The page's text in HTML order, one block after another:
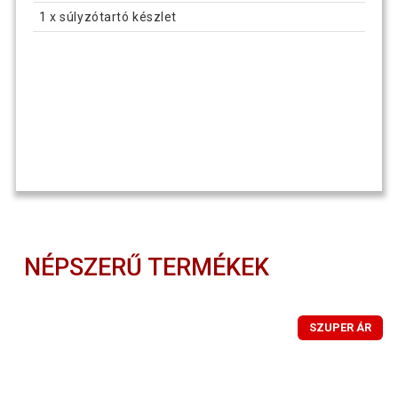
1 x súlyzótartó készlet
NÉPSZERŰ TERMÉKEK
SZUPER ÁR